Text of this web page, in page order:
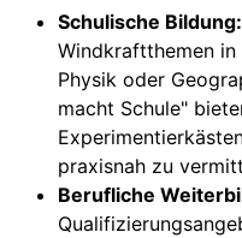
Schulische Bildung:
Windkraftthemen in
Physik oder
macht Schule"
praxisnah zu
Berufliche